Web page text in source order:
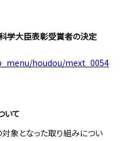
学大臣表彰受賞者の決定
houdou/mext_0054
いて
対象となった取り組みについ